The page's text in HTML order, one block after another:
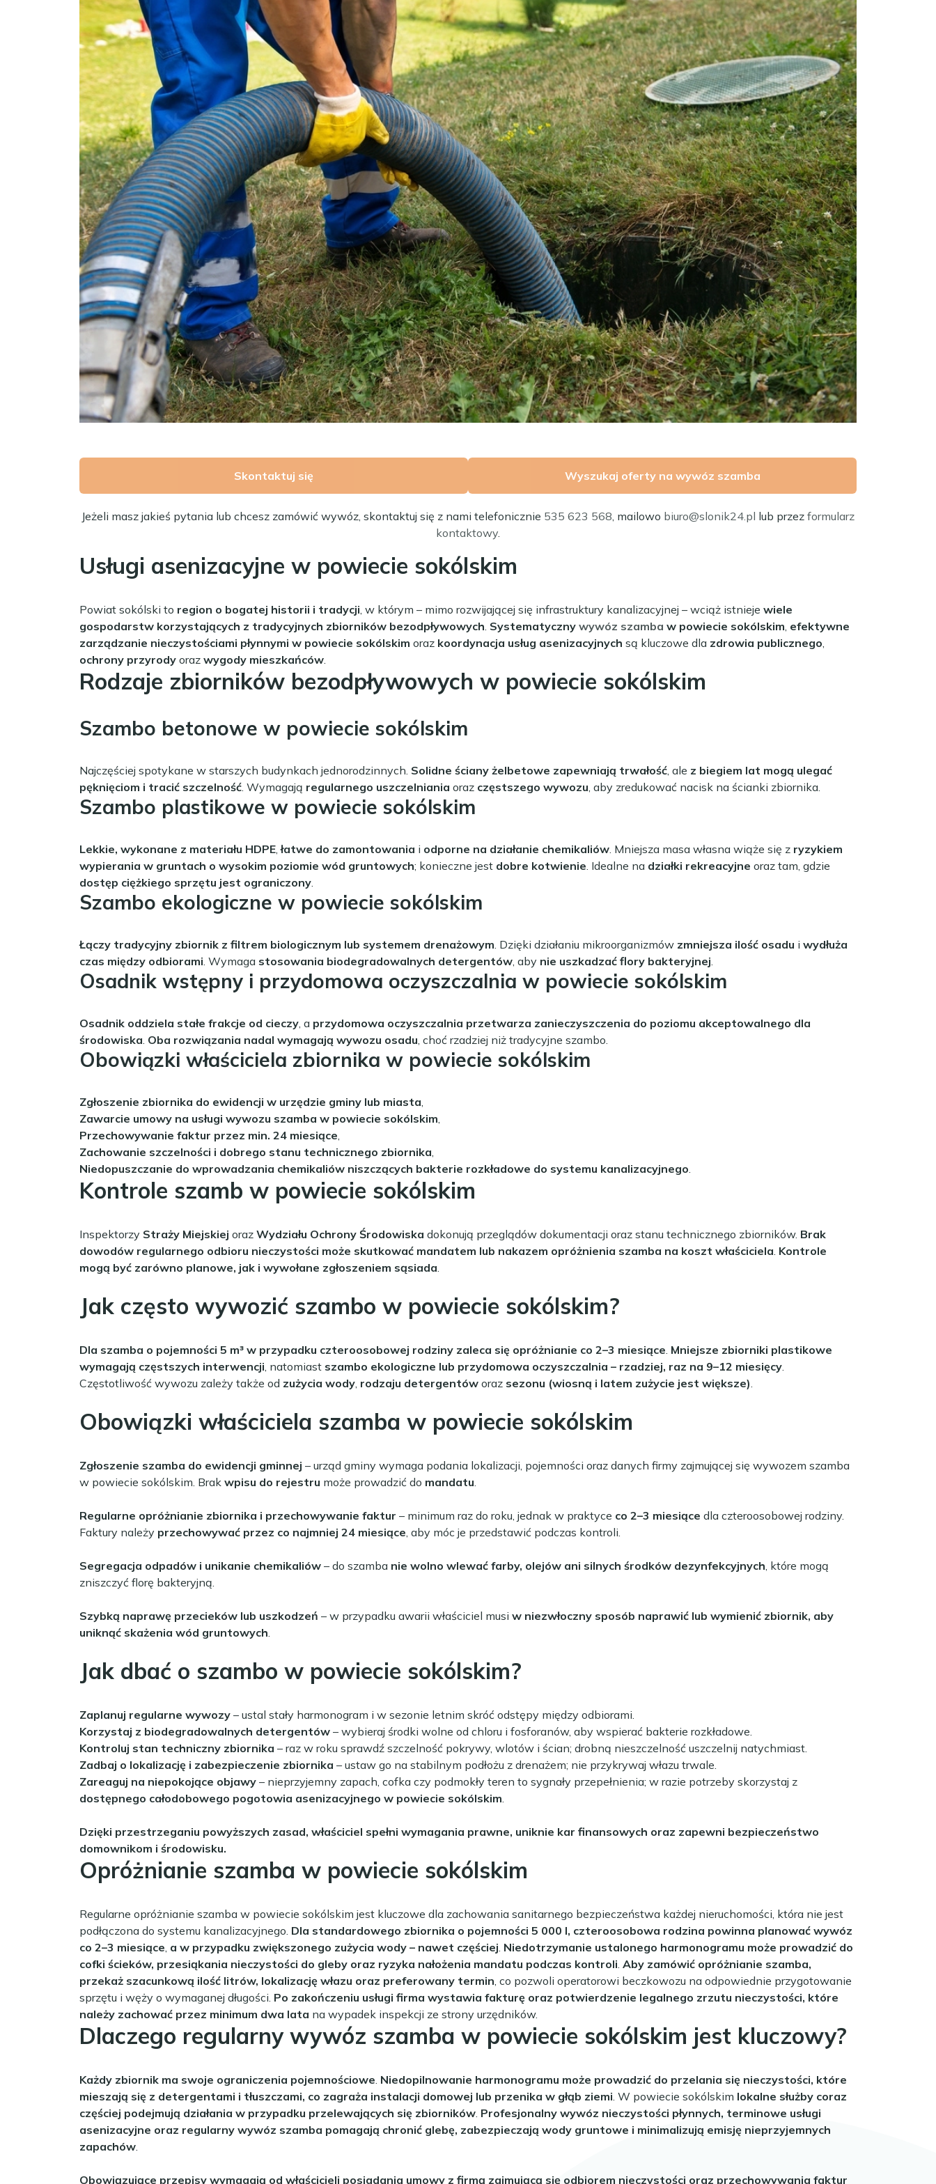
Skontaktuj się Wyszukaj oferty na wywóz szamba
Jeżeli masz jakieś pytania lub chcesz zamówić wywóz, skontaktuj się z nami telefonicznie 535 623 568 , mailowo biuro@slonik24.pl lub przez formularz
kontaktowy
Usługi asenizacyjne w powiecie sokólskim
Powiat sokólski to region o bogatej historii i tradycji , w którym – mimo rozwijającej się infrastruktury kanalizacyjnej – wciąż istnieje wiele
gospodarstw korzystających z tradycyjnych zbiorników bezodpływowych Systematyczny wywóz szamba w powiecie sokólskim efektywne
zarządzanie nieczystościami płynnymi w powiecie sokólskim oraz koordynacja usług asenizacyjnych są kluczowe dla zdrowia publicznego
ochrony przyrody oraz wygody mieszkańców
Rodzaje zbiorników bezodpływowych w powiecie sokólskim
Szambo betonowe w powiecie sokólskim
Najczęściej spotykane w starszych budynkach jednorodzinnych. Solidne ściany żelbetowe zapewniają trwałość , ale z biegiem lat mogą ulegać
pęknięciom i tracić szczelność . Wymagają regularnego uszczelniania oraz częstszego wywozu , aby zredukować nacisk na ścianki zbiornika.
Szambo plastikowe w powiecie sokólskim
Lekkie, wykonane z materiału HDPE ,łatwe do zamontowania i odporne na działanie chemikaliów . Mniejsza masa własna wiąże się z ryzykiem
wypierania w gruntach o wysokim poziomie wód gruntowych; konieczne jest dobre kotwienie . Idealne na działki rekreacyjne oraz tam, gdzie
dostęp ciężkiego sprzętu jest ograniczony
Szambo ekologiczne w powiecie sokólskim
Łączy tradycyjny zbiornik z filtrem biologicznym lub systemem drenażowym . Dzięki działaniu mikroorganizmów zmniejsza ilość osadu i wydłuża
czas między odbiorami . Wymaga stosowania biodegradowalnych detergentów , aby nie uszkadzać flory bakteryjnej
Osadnik wstępny i przydomowa oczyszczalnia w powiecie sokólskim
Osadnik oddziela stałe frakcje od cieczy , a przydomowa oczyszczalnia przetwarza zanieczyszczenia do poziomu akceptowalnego dla
środowiska Oba rozwiązania nadal wymagają wywozu osadu , choć rzadziej niż tradycyjne szambo.
Obowiązki właściciela zbiornika w powiecie sokólskim
Zgłoszenie zbiornika do ewidencji w urzędzie gminy lub miasta
Zawarcie umowy na usługi wywozu szamba w powiecie sokólskim
Przechowywanie faktur przez min. 24 miesiące
Zachowanie szczelności i dobrego stanu technicznego zbiornika
Niedopuszczanie do wprowadzania chemikaliów niszczących bakterie rozkładowe do systemu kanalizacyjnego
Kontrole szamb w powiecie sokólskim
Inspektorzy Straży Miejskiej oraz Wydziału Ochrony Środowiska dokonują przeglądów dokumentacji oraz stanu technicznego zbiorników. Brak
dowodów regularnego odbioru nieczystości może skutkować mandatem lub nakazem opróżnienia szamba na koszt właściciela Kontrole
mogą być zarówno planowe, jak i wywołane zgłoszeniem sąsiada
Jak często wywozić szambo w powiecie sokólskim?
Dla szamba o pojemności 5 m³ w przypadku czteroosobowej rodziny zaleca się opróżnianie co 2–3 miesiące Mniejsze zbiorniki plastikowe
wymagają częstszych interwencji , natomiast szambo ekologiczne lub przydomowa oczyszczalnia – rzadziej, raz na 9–12 miesięcy
Częstotliwość wywozu zależy także od zużycia wody rodzaju detergentów oraz sezonu (wiosną i latem zużycie jest większe)
Obowiązki właściciela szamba w powiecie sokólskim
Zgłoszenie szamba do ewidencji gminnej – urząd gminy wymaga podania lokalizacji, pojemności oraz danych firmy zajmującej się wywozem szamba
w powiecie sokólskim. Brak wpisu do rejestru może prowadzić do mandatu
Regularne opróżnianie zbiornika i przechowywanie faktur – minimum raz do roku, jednak w praktyce co 2–3 miesiące dla czteroosobowej rodziny.
Faktury należy przechowywać przez co najmniej 24 miesiące , aby móc je przedstawić podczas kontroli.
Segregacja odpadów i unikanie chemikaliów – do szamba nie wolno wlewać farby, olejów ani silnych środków dezynfekcyjnych , które mogą
zniszczyć florę bakteryjną.
Szybką naprawę przecieków lub uszkodzeń – w przypadku awarii właściciel musi w niezwłoczny sposób naprawić lub wymienić zbiornik, aby
uniknąć skażenia wód gruntowych
Jak dbać o szambo w powiecie sokólskim?
Zaplanuj regularne wywozy – ustal stały harmonogram i w sezonie letnim skróć odstępy między odbiorami.
Korzystaj z biodegradowalnych detergentów – wybieraj środki wolne od chloru i fosforanów, aby wspierać bakterie rozkładowe.
Kontroluj stan techniczny zbiornika – raz w roku sprawdź szczelność pokrywy, wlotów i ścian; drobną nieszczelność uszczelnij natychmiast.
Zadbaj o lokalizację i zabezpieczenie zbiornika – ustaw go na stabilnym podłożu z drenażem; nie przykrywaj włazu trwale.
Zareaguj na niepokojące objawy – nieprzyjemny zapach, cofka czy podmokły teren to sygnały przepełnienia; w razie potrzeby skorzystaj z
dostępnego całodobowego pogotowia asenizacyjnego w powiecie sokólskim
Dzięki przestrzeganiu powyższych zasad, właściciel spełni wymagania prawne, uniknie kar finansowych oraz zapewni bezpieczeństwo
domownikom i środowisku.
Opróżnianie szamba w powiecie sokólskim
Regularne opróżnianie szamba w powiecie sokólskim jest kluczowe dla zachowania sanitarnego bezpieczeństwa każdej nieruchomości, która nie jest
podłączona do systemu kanalizacyjnego. Dla standardowego zbiornika o pojemności 5 000 l, czteroosobowa rodzina powinna planować wywóz
co 2–3 miesiące a w przypadku zwiększonego zużycia wody – nawet częściej Niedotrzymanie ustalonego harmonogramu może prowadzić do
cofki ścieków, przesiąkania nieczystości do gleby oraz ryzyka nałożenia mandatu podczas kontroli Aby zamówić opróżnianie szamba,
przekaż szacunkową ilość litrów, lokalizację włazu oraz preferowany termin , co pozwoli operatorowi beczkowozu na odpowiednie przygotowanie
sprzętu i węży o wymaganej długości. Po zakończeniu usługi firma wystawia fakturę oraz potwierdzenie legalnego zrzutu nieczystości, które
należy zachować przez minimum dwa lata na wypadek inspekcji ze strony urzędników.
Dlaczego regularny wywóz szamba w powiecie sokólskim jest kluczowy?
Każdy zbiornik ma swoje ograniczenia pojemnościowe Niedopilnowanie harmonogramu może prowadzić do przelania się nieczystości, które
mieszają się z detergentami i tłuszczami, co zagraża instalacji domowej lub przenika w głąb ziemi . W powiecie sokólskim lokalne służby coraz
częściej podejmują działania w przypadku przelewających się zbiorników Profesjonalny wywóz nieczystości płynnych, terminowe usługi
asenizacyjne oraz regularny wywóz szamba pomagają chronić glebę, zabezpieczają wody gruntowe i minimalizują emisję nieprzyjemnych
zapachów
Obowiązujące przepisy wymagają od właścicieli posiadania umowy z firmą zajmującą się odbiorem nieczystości oraz przechowywania faktur